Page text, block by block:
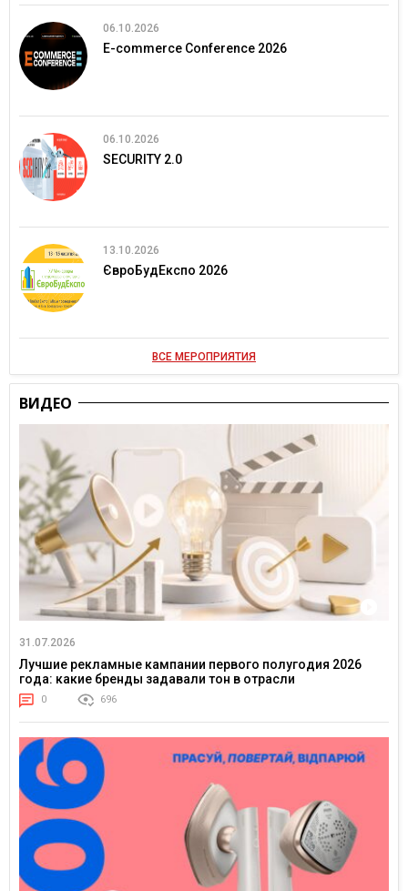
06.10.2026
E-commerce Conference 2026
06.10.2026
SECURITY 2.0
13.10.2026
ЄвроБудЕкспо 2026
ВСЕ МЕРОПРИЯТИЯ
ВИДЕО
31.07.2026
Лучшие рекламные кампании первого полугодия 2026
года: какие бренды задавали тон в отрасли
0 696